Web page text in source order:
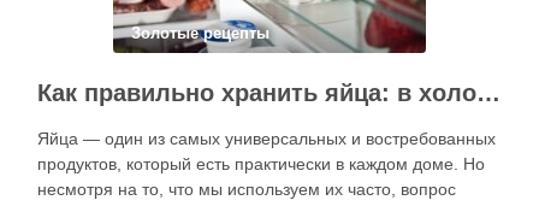
Золотые рецепты
Как правильно хранить яйца: в холодильнике или на полке?
Яйца — один из самых универсальных и востребованных
продуктов, который есть практически в каждом доме. Но
несмотря на то, что мы используем их часто, вопрос